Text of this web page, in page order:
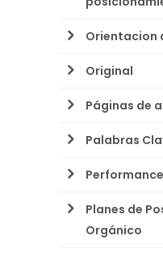
Orientacion
Original
Páginas de
Palabras
Performance
Planes de
Orgánico